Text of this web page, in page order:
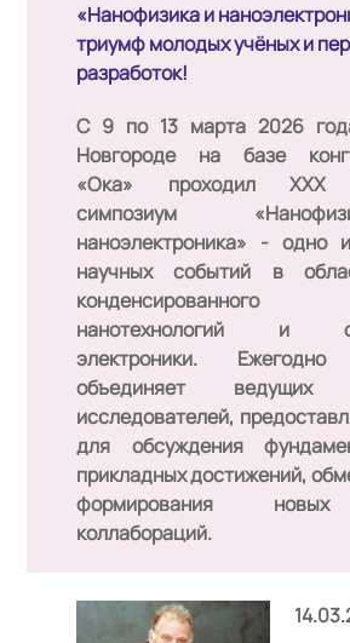
«Нанофизика и
триумф молодых учёных и
разработок!
С 9 по 13 марта 2026
Новгороде на базе
«Ока» проходил XXX
симпозиум
наноэлектроника» - одно
научных событий в
конденсированного
нанотехнологий и
электроники. Ежегодно
объединяет ведущих
исследователей,
для обсуждения
прикладных достижений,
формирования
коллабораций.